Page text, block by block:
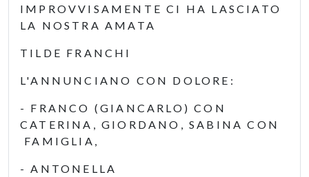
IMPROVVISAMENTE CI HA LASCIATO
LA NOSTRA AMATA
TILDE FRANCHI
L'ANNUNCIANO CON DOLORE:
- FRANCO (GIANCARLO) CON
CATERINA, GIORDANO, SABINA CON
FAMIGLIA,
- ANTONELLA